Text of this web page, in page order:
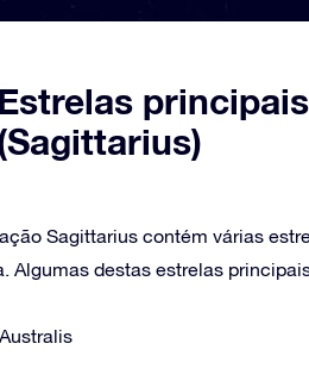
Estrelas
Sagittarius contém várias
Algumas destas estrelas